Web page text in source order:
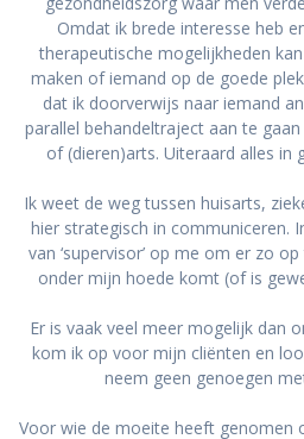
Omdat ik brede interesse heb
therapeutische mogelijkheden
maken of iemand op de goede
dat ik doorverwijs naar iemand
parallel behandeltraject aan te
of (dieren)arts. Uiteraard alles in
Ik weet de weg tussen huisarts,
hier strategisch in communiceren.
van ‘supervisor’ op me om er zo
onder mijn hoede komt (of is
Er is vaak veel meer mogelijk dan
kom ik op voor mijn cliënten en
neem geen genoegen
Voor wie de moeite heeft genomen